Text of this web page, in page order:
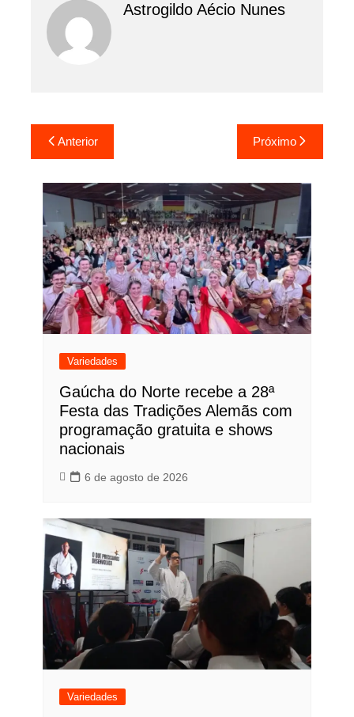
Astrogildo Aécio Nunes
Navegação
de
Post
Anterior Próximo
Variedades
Gaúcha do Norte recebe a 28ª
Festa das Tradições Alemãs com
programação gratuita e shows
nacionais
6 de agosto de 2026
Variedades